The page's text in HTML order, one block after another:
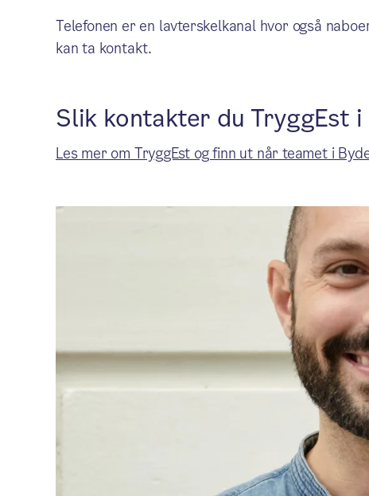
Telefonen er en lavterskelkanal hvor også
kan ta kontakt.
Slik kontakter du TryggEst
Les mer om TryggEst og finn ut når teamet i